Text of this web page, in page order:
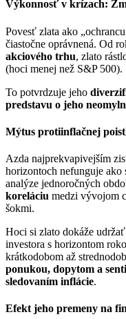
Výkonnosť v krízach:
Povesť zlata ako
čiastočne oprávnená. Od
akciového trhu, zlato
(hoci menej než S&P 500).
To potvrdzuje jeho
predstavu o jeho
Mýtus protiinflačnej
Azda najprekvapivejším
horizontoch nefunguje
analýze jednoročných
koreláciu medzi vývojom
šokmi.
Hoci si zlato dokáže
investora s horizontom
krátkodobom až
ponukou, dopytom a
sledovaním inflácie.
Efekt jeho premeny na